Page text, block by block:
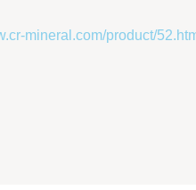
mineral.com/product/